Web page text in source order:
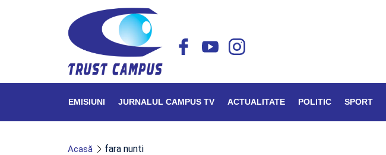
EMISIUNI JURNALUL CAMPUS TV ACTUALITATE POLITIC SPORT
Acasă fara nunti